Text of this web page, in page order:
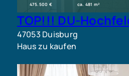
475.500 € ca. 481 m²
47053 Duisburg
Haus zu kaufen